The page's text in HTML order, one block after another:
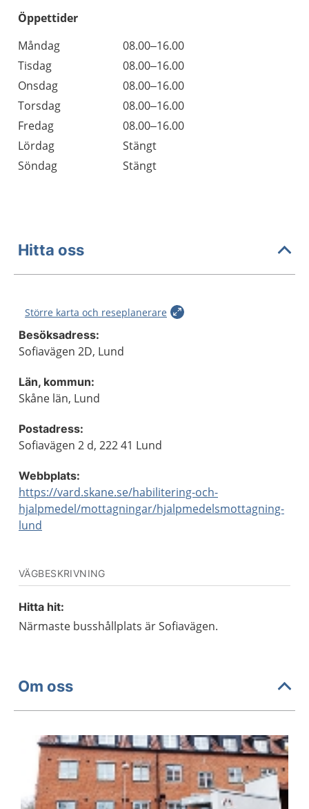
Öppettider
Dag
Öppettider
Kommentarer
Måndag
08.00–16.00
Tisdag
08.00–16.00
Onsdag
08.00–16.00
Torsdag
08.00–16.00
Fredag
08.00–16.00
Lördag
Stängt
Söndag
Stängt
Hitta oss
Större karta och reseplanerare
Besöksadress:
Sofiavägen 2D, Lund
Län, kommun:
Skåne län, Lund
Postadress:
Sofiavägen 2 d, 222 41 Lund
Webbplats:
https://vard.skane.se/habilitering-och-
hjalpmedel/mottagningar/hjalpmedelsmottagning-
lund
VÄGBESKRIVNING
Hitta hit:
Närmaste busshållplats är Sofiavägen.
Om oss